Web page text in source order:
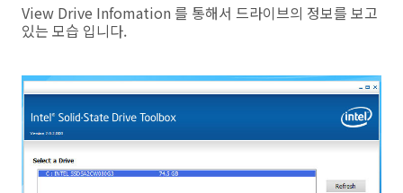
View Drive Infomation 를 통해서 드라이브의 정보를 보고
있는 모습 입니다.